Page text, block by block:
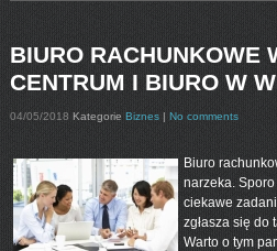
BIURO RACHUNKOWE
CENTRUM I BIURO W
04/05/2018 Kategorie Biznes| No comments
Biuro
narzeka.
ciekawe
zgłasza się do
Warto o tym